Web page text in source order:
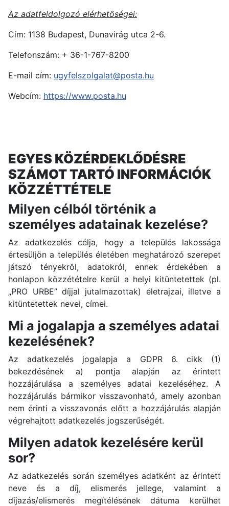
Az adatfeldolgozó elérhetőségei:
Cím: 1138 Budapest, Dunavirág utca 2-6.
Telefonszám: + 36-1-767-8200
E-mail cím: ugyfelszolgalat@posta.hu
Webcím: https://www.posta.hu
EGYES KÖZÉRDEKLŐDÉSRE
SZÁMOT TARTÓ INFORMÁCIÓK
KÖZZÉTTÉTELE
Milyen célból történik a
személyes adatainak kezelése?
Az adatkezelés célja, hogy a település lakossága
értesüljön a település életében meghatározó szerepet
játszó tényekről, adatokról, ennek érdekében a
honlapon közzétételre kerül a helyi kitüntetettek (pl.
„PRO URBE” díjjal jutalmazottak) életrajzai, illetve a
kitüntetettek nevei, címei.
Mi a jogalapja a személyes adatai
kezelésének?
Az adatkezelés jogalapja a GDPR 6. cikk (1)
bekezdésének a) pontja alapján az érintett
hozzájárulása a személyes adatai kezeléséhez. A
hozzájárulás bármikor visszavonható, amely azonban
nem érinti a visszavonás előtt a hozzájárulás alapján
végrehajtott adatkezelés jogszerűségét.
Milyen adatok kezelésére kerül
sor?
Az adatkezelés során személyes adatként az érintett
neve és a díj, elismerés jellege, valamint a
díjazás/elismerés megítélésének dátuma kerülhet